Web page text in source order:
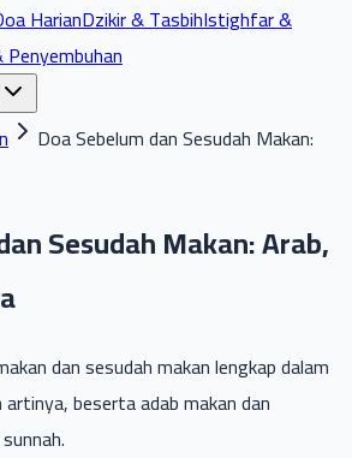
HarianDzikir & TasbihIstighfar &
Doa Sebelum dan Sesudah Makan:
Sesudah Makan: Arab,
dan sesudah makan lengkap dalam
beserta adab makan dan